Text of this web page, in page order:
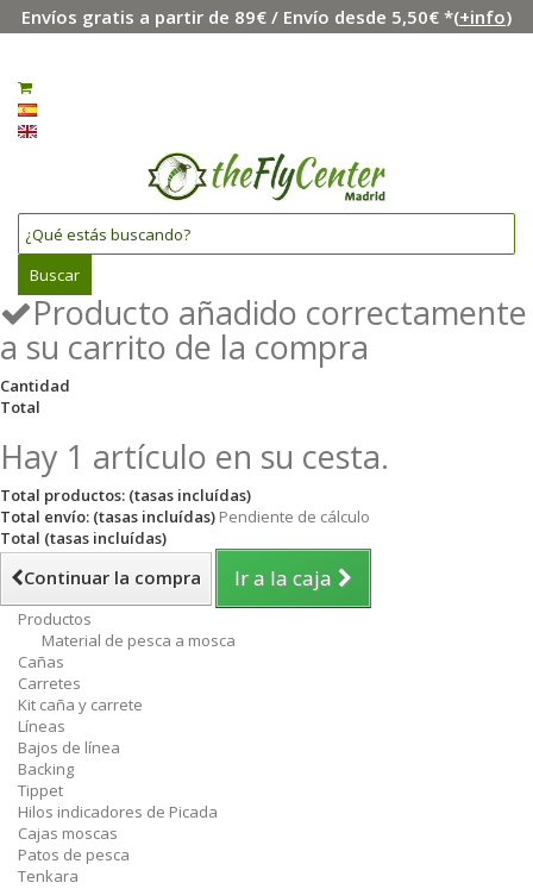
Envíos gratis a partir de 89€ / Envío desde 5,50€ *(+info)
Buscar
Producto añadido correctamente
a su carrito de la compra
Cantidad
Total
Hay 1 artículo en su cesta.
Total productos: (tasas incluídas)
Total envío: (tasas incluídas) Pendiente de cálculo
Total (tasas incluídas)
Continuar la compra Ir a la caja
Productos
Material de pesca a mosca
Cañas
Carretes
Kit caña y carrete
Líneas
Bajos de línea
Backing
Tippet
Hilos indicadores de Picada
Cajas moscas
Patos de pesca
Tenkara